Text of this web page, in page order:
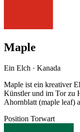
Maple
Ein Elch · Kanada
Maple ist ein kreativer
Künstler und im Tor zu
Ahornblatt (maple leaf)
Position Torwart